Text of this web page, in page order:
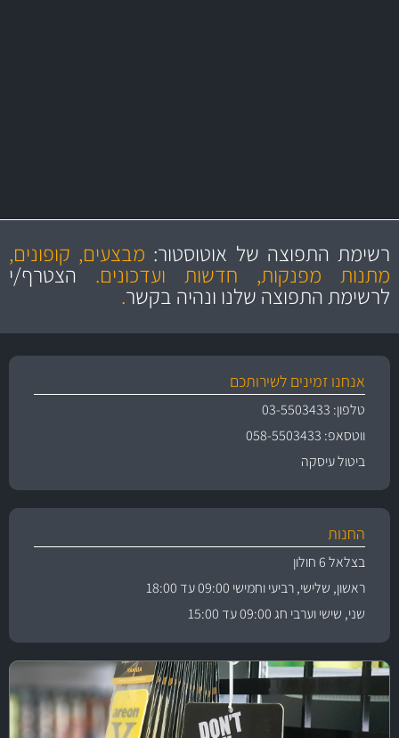
מקצועיות
ושירות מצויין
מחירים
הוגנים
והיצע מוצרים איכותירשימת התפוצה של אוטוסטור: מבצעים, קופונים,
מתנות מפנקות, חדשות ועדכונים. הצטרף/י
לרשימת התפוצה שלנו ונהיה בקשר.
אנחנו זמינים לשירותכם
טלפון: 03-5503433
ווטסאפ: 058-5503433
ביטול עיסקה
החנות
בצלאל 6 חולון
ראשון, שלישי, רביעי וחמישי 09:00 עד 18:00
שני, שישי וערבי חג 09:00 עד 15:00